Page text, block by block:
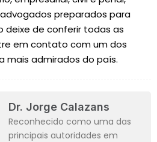
preparados para
deixe de conferir todas as
em contato com um dos
mais admirados do país.
Dr. Jorge Calazans
Reconhecido como uma das
principais autoridades em